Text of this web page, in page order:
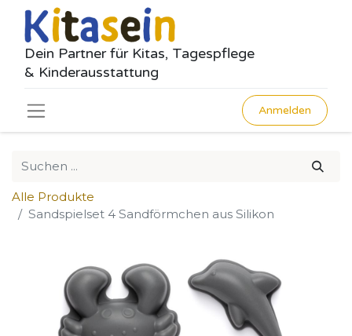
Dein Partner für Kitas, Tagespflege
& Kinderausstattung
Anmelden
Alle Produkte
Sandspielset 4 Sandförmchen aus Silikon